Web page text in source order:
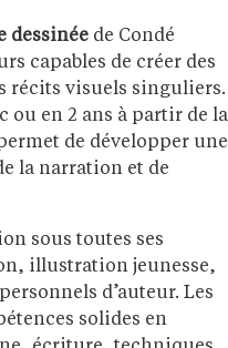
dessinée de Condé
capables de créer des
récits visuels singuliers.
ou en 2 ans à partir de la
de développer une
la narration et de
sous toutes ses
illustration jeunesse,
d’auteur. Les
solides en